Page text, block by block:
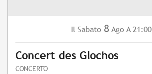
Il Sabato 8 Ago A 21:00
Concert des Glochos
CONCERTO